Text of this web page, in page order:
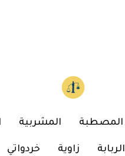
المصطبة المشربية
الربابة زاوية خردواتي